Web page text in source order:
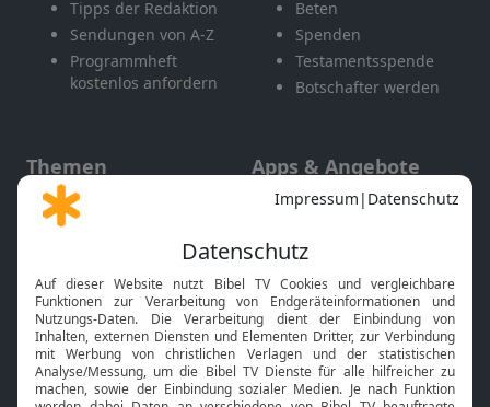
Tipps der Redaktion
Sendungen von A-Z
Programmheft
kostenlos anfordern
Beten
Spenden
Testamentsspende
Botschafter werden
Themen
Gott und Bibel erklärt
Neuigkeiten
Apps & Angebote
Mobile App
Smart TV
HbbTV
Bibelthek Online-Bibel
Nächster Gottesdienst